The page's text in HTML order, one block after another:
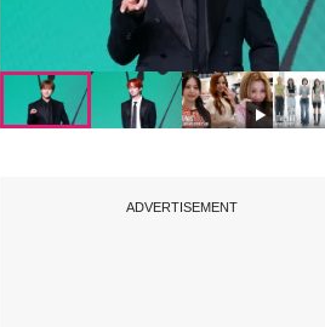
ADVERTISEMENT